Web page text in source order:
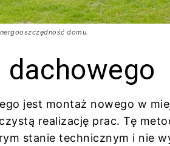
domu.
dachowego
jest montaż nowego w
realizację prac. Tę
stanie technicznym i nie